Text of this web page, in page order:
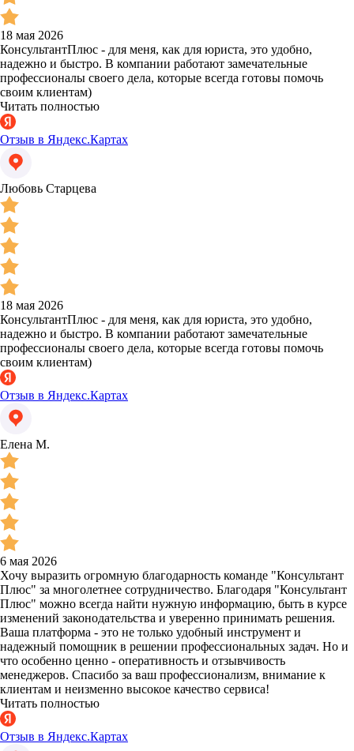
18 мая 2026
КонсультантПлюс - для меня, как для юриста, это удобно,
надежно и быстро. В компании работают замечательные
профессионалы своего дела, которые всегда готовы помочь
своим клиентам)
Читать полностью
Отзыв в Яндекс.Картах
Любовь Старцева
18 мая 2026
КонсультантПлюс - для меня, как для юриста, это удобно,
надежно и быстро. В компании работают замечательные
профессионалы своего дела, которые всегда готовы помочь
своим клиентам)
Отзыв в Яндекс.Картах
Елена М.
6 мая 2026
Хочу выразить огромную благодарность команде "Консультант
Плюс" за многолетнее сотрудничество. Благодаря "Консультант
Плюс" можно всегда найти нужную информацию, быть в курсе
изменений законодательства и уверенно принимать решения.
Ваша платформа - это не только удобный инструмент и
надежный помощник в решении профессиональных задач. Но и
что особенно ценно - оперативность и отзывчивость
менеджеров. Спасибо за ваш профессионализм, внимание к
клиентам и неизменно высокое качество сервиса!
Читать полностью
Отзыв в Яндекс.Картах